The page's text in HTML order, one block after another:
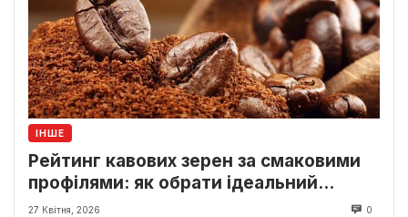
ІНШЕ
Рейтинг кавових зерен за смаковими
профілями: як обрати ідеальний
варіант?
27 Квітня, 2026 0